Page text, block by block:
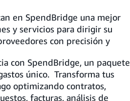
en SpendBridge una mejor
y servicios para dirigir su
con precisión y
con SpendBridge, un paquete
único. Transforma tus
optimizando contratos,
facturas, análisis de